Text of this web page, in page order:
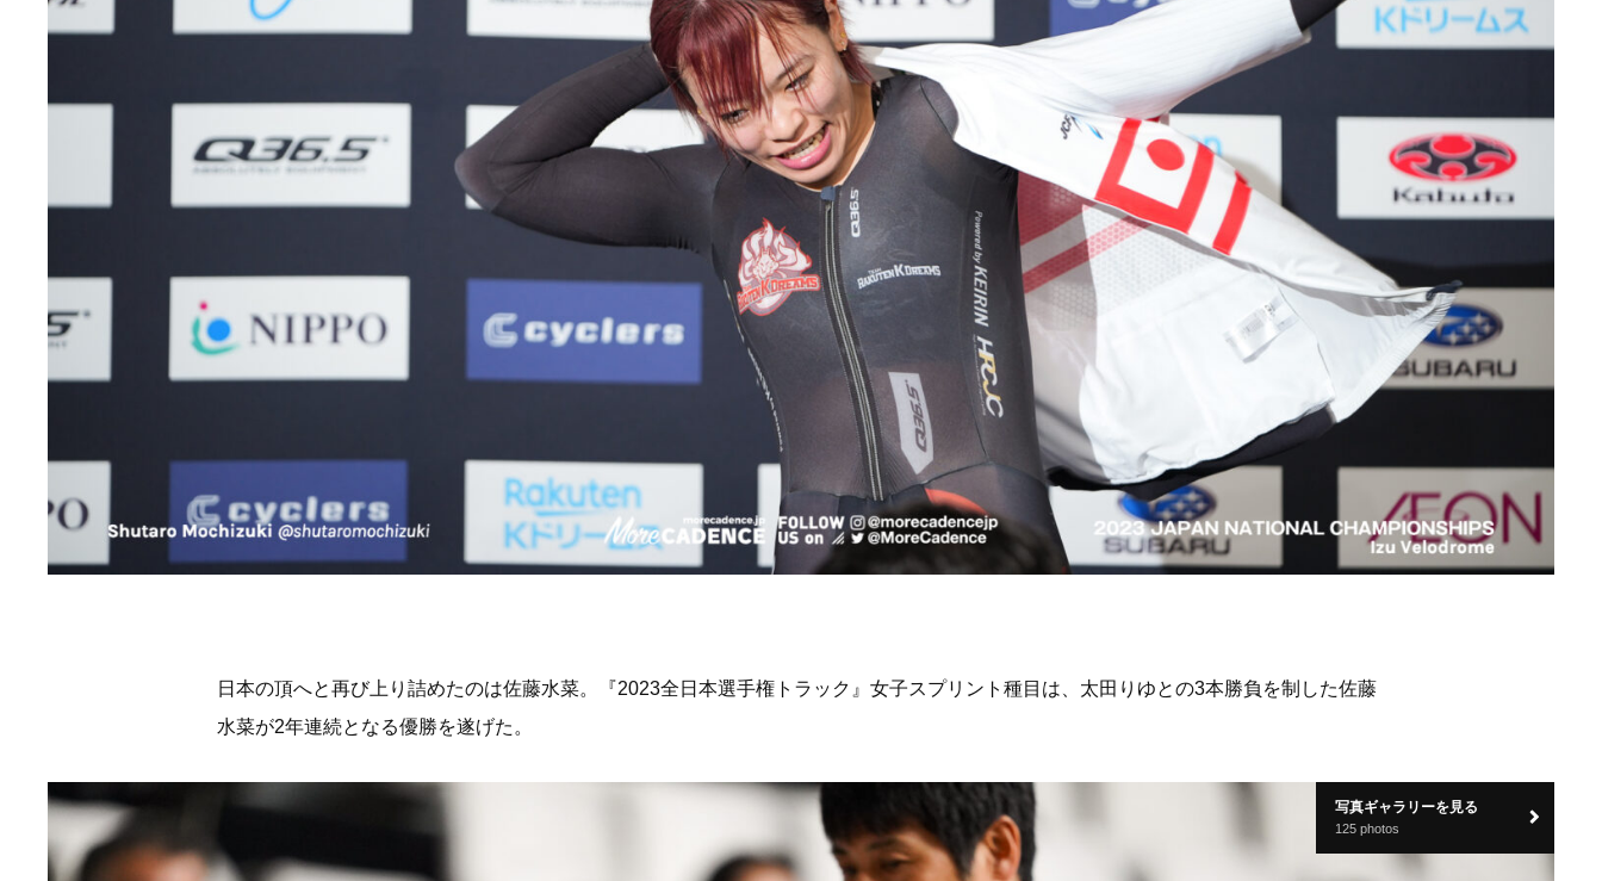
日本の頂へと再び上り詰めたのは佐藤水菜。『2023全日本選手権トラック』女子スプリント種目は、太田りゆとの3本勝負を制した佐藤
水菜が2年連続となる優勝を遂げた。
写真ギャラリーを見る
125 photos